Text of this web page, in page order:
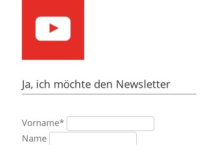
Ja, ich möchte den Newsletter
Vorname*
Name